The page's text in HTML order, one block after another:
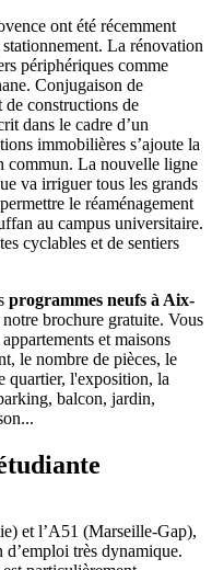
ont été récemment
La rénovation
périphériques comme
Conjugaison de
constructions de
dans le cadre d’un
immobilières s’ajoute la
commun. La nouvelle ligne
va irriguer tous les grands
le réaménagement
au campus universitaire.
cyclables et de sentiers
programmes neufs à Aix-
brochure gratuite. Vous
et maisons
le nombre de pièces, le
quartier, l'exposition, la
balcon, jardin,
et l’A51 (Marseille-Gap),
très dynamique.